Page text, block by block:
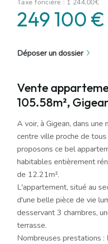
Taxe foncière : 1 244,00€
249 100 €
Déposer un dossier
Vente
105.58m²,
A voir, à Gigean, dans une
centre ville proche de
proposons ce bel
habitables entièrement
de 12.21m².
L'appartement, situé au
d'une belle pièce de vie
desservant 3 chambres,
terrasse.
Nombreuses prestations :